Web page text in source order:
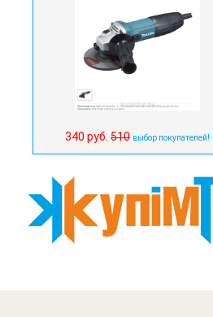
340 руб. 510 выбор покупателей!